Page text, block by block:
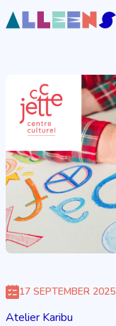
17 SEPTEMBER 2025
Atelier Karibu